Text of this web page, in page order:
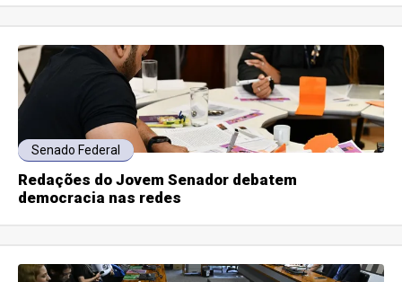
Senado Federal
Redações do Jovem Senador debatem
democracia nas redes